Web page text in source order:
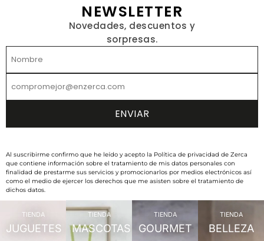
NEWSLETTER
Novedades, descuentos y
sorpresas.
Al suscribirme confirmo que he leído y acepto la Política de privacidad de Zerca
que contiene información sobre el tratamiento de mis datos personales con
finalidad de prestarme sus servicios y promocionarlos por medios electrónicos así
como el medio de ejercer los derechos que me asisten sobre el tratamiento de
dichos datos.
TIENDA
JUGUETES
TIENDA
MASCOTAS
TIENDA
GOURMET
TIENDA
BELLEZA